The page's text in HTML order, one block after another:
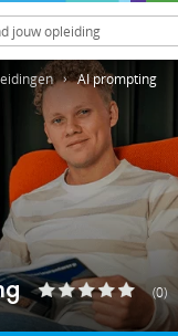
AI prompting
(0)